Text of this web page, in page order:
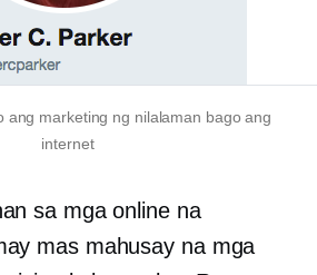
ang marketing ng nilalaman bago ang
internet
sa mga online na
mas mahusay na mga